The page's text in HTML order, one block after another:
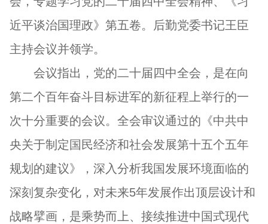
近平谈治国理政》第五卷。后勤党委书记王臣
主持会议并领学。
会议指出，党的二十届四中全会，是在向
第二个百年奋斗目标进军的新征程上举行的一
次十分重要的会议。全会审议通过的《中共中
央关于制定国民经济和社会发展第十五个五年
规划的建议》，深入分析我国发展环境面临的
深刻复杂变化，对未来5年发展作出顶层设计和
战略擘画，是乘势而上、接续推进中国式现代